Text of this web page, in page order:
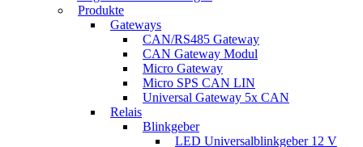
Produkte
Gateways
CAN/RS485 Gateway
CAN Gateway Modul
Micro Gateway
Micro SPS CAN LIN
Universal Gateway 5x CAN
Relais
Blinkgeber
LED Universalblinkgeber 12 V